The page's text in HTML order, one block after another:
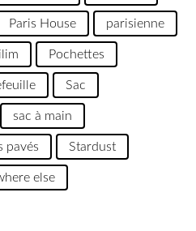
Paris House parisienne
Pochettes
Sac
sac à main
pavés Stardust
else